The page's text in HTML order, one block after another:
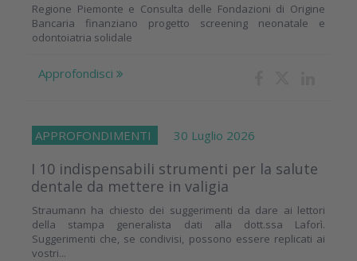
Regione Piemonte e Consulta delle Fondazioni di Origine
Bancaria finanziano progetto screening neonatale e
odontoiatria solidale
Approfondisci
APPROFONDIMENTI 30 Luglio 2026
I 10 indispensabili strumenti per la salute
dentale da mettere in valigia
Straumann ha chiesto dei suggerimenti da dare ai lettori
della stampa generalista dati alla dott.ssa Laforì.
Suggerimenti che, se condivisi, possono essere replicati ai
vostri...